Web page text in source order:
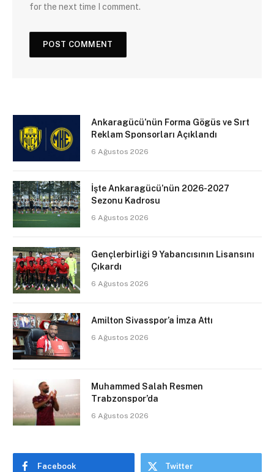
for the next time I comment.
Ankaragücü’nün Forma Gögüs ve Sırt
Reklam Sponsorları Açıklandı
6 Ağustos 2026
İşte Ankaragücü’nün 2026-2027
Sezonu Kadrosu
6 Ağustos 2026
Gençlerbirliği 9 Yabancısının Lisansını
Çıkardı
6 Ağustos 2026
Amilton Sivasspor’a İmza Attı
6 Ağustos 2026
Muhammed Salah Resmen
Trabzonspor’da
6 Ağustos 2026
Facebook Twitter